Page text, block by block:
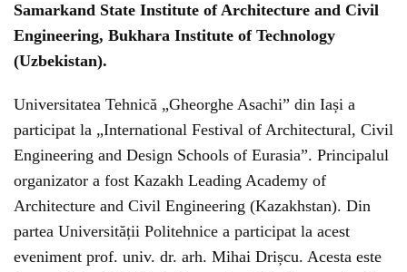
Samarkand State Institute of Architecture and Civil
Engineering, Bukhara Institute of Technology
(Uzbekistan).
Universitatea Tehnică „Gheorghe Asachi” din Iași a
participat la „International Festival of Architectural, Civil
Engineering and Design Schools of Eurasia”. Principalul
organizator a fost Kazakh Leading Academy of
Architecture and Civil Engineering (Kazakhstan). Din
partea Universității Politehnice a participat la acest
eveniment prof. univ. dr. arh. Mihai Drișcu. Acesta este